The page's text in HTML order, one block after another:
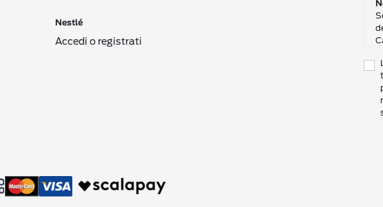
Nestlé
Accedi o registrati